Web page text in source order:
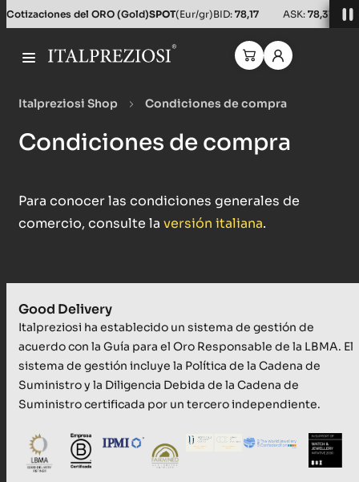
Cotizaciones del ORO (Gold)SPOT(Eur/gr)BID: 78,17 ASK: 78,31
Italpreziosi Shop Condiciones de compra
Condiciones de compra
Para conocer las condiciones generales de
comercio, consulte la versión italiana.
Good Delivery
Italpreziosi ha establecido un sistema de gestión de
acuerdo con la Guía para el Oro Responsable de la LBMA. El
sistema de gestión incluye la Política de la Cadena de
Suministro y la Diligencia Debida de la Cadena de
Suministro certificada por un tercero independiente.